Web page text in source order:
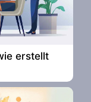
erstellt